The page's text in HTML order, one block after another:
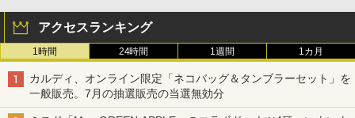
アクセスランキング
1時間 24時間 1週間 1カ月
カルディ、オンライン限定「ネコバッグ＆タンブラーセット」を
一般販売。7月の抽選販売の当選無効分